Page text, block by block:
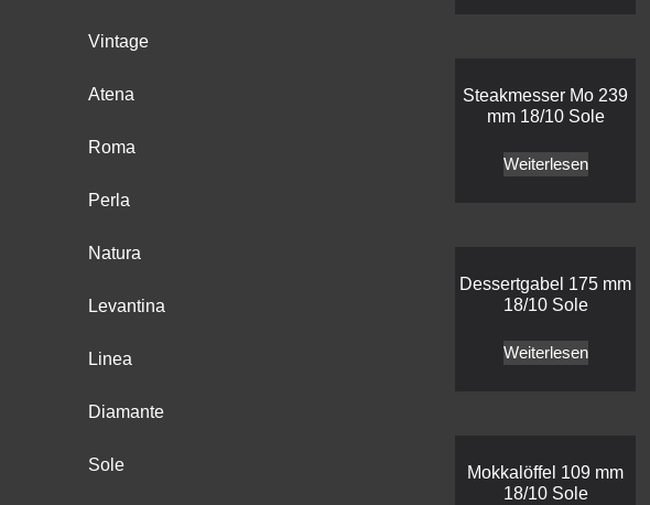
Vintage
Atena
Roma
Perla
Natura
Levantina
Linea
Diamante
Sole
Steakmesser Mo 239
mm 18/10 Sole
Weiterlesen
Dessertgabel 175 mm
18/10 Sole
Weiterlesen
Mokkalöffel 109 mm
18/10 Sole